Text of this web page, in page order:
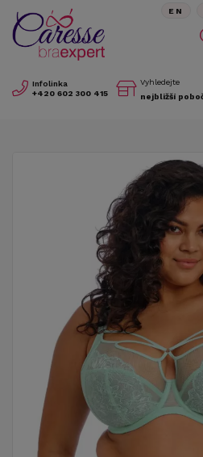
Infolinka
+420 602 300 415
Vyhledejte
nejbližší
EN